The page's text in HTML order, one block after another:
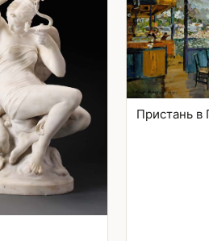
Пристань в